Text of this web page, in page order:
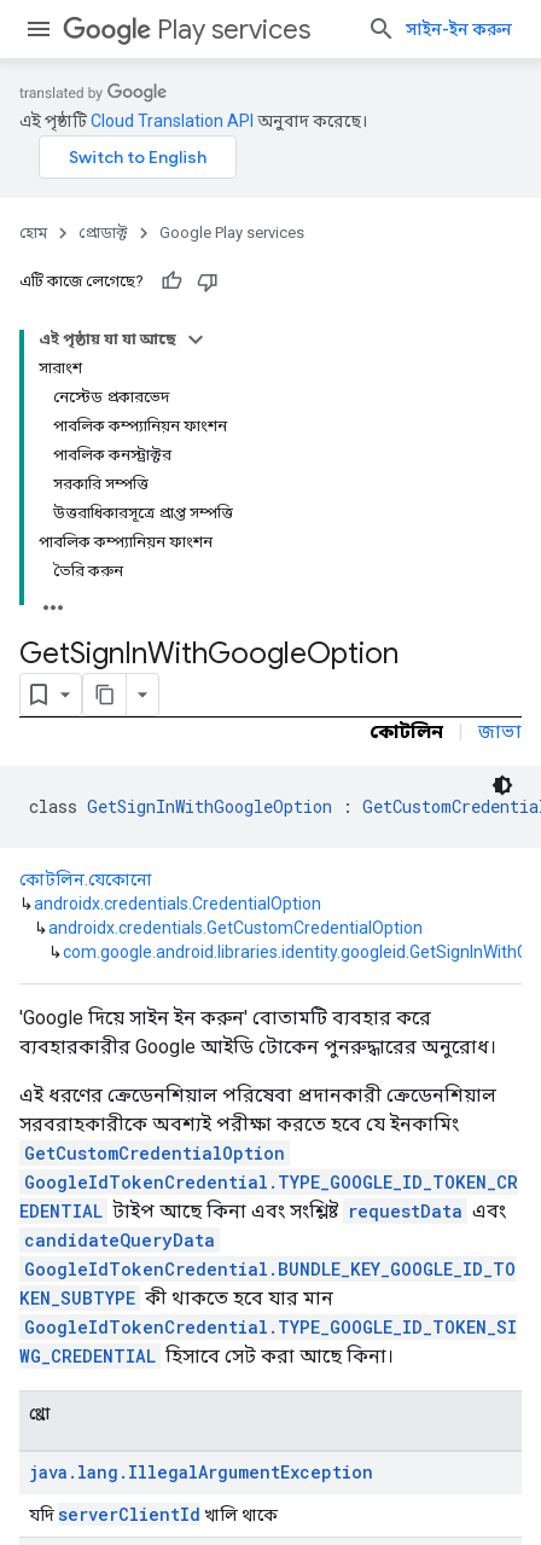
Play services সাইন-ইন করুন
এই পৃষ্ঠাটিCloud Translation API অনুবাদ করেছে।
হোম প্রোডাক্ট Google Play services
এটি কাজে লেগেছে?
এই পৃষ্ঠায় যা যা আছে
সারাংশ
নেস্টেড প্রকারভেদ
পাবলিক কম্প্যানিয়ন ফাংশন
পাবলিক কনস্ট্রাক্টর
সরকারি সম্পত্তি
উত্তরাধিকারসূত্রে প্রাপ্ত সম্পত্তি
পাবলিক কম্প্যানিয়ন ফাংশন
তৈরি করুন
GetSignInWithGoogleOption
কোটলিন | জাভা
class GetSignInWithGoogleOption :
কোটলিন.যেকোনো
↳androidx.credentials.CredentialOption
↳androidx.credentials.GetCustomCredentialOption
↳
'Google দিয়ে সাইন ইন করুন' বোতামটি ব্যবহার করে
ব্যবহারকারীর Google আইডি টোকেন পুনরুদ্ধারের অনুরোধ।
এই ধরণের ক্রেডেনশিয়াল পরিষেবা প্রদানকারী ক্রেডেনশিয়াল
সরবরাহকারীকে অবশ্যই পরীক্ষা করতে হবে যে ইনকামিং
GetCustomCredentialOption
GoogleIdTokenCredential.TYPE_GOOGLE_ID_TOKEN_CR
EDENTIAL টাইপ আছে কিনা এবং সংশ্লিষ্ট requestData এবং
candidateQueryData
GoogleIdTokenCredential.BUNDLE_KEY_GOOGLE_ID_TO
KEN_SUBTYPE কী থাকতে হবে যার মান
GoogleIdTokenCredential.TYPE_GOOGLE_ID_TOKEN_SI
WG_CREDENTIAL হিসাবে সেট করা আছে কিনা।
থ্রো
java . lang . IllegalArgumentException
যদিserverClientId খালি থাকে